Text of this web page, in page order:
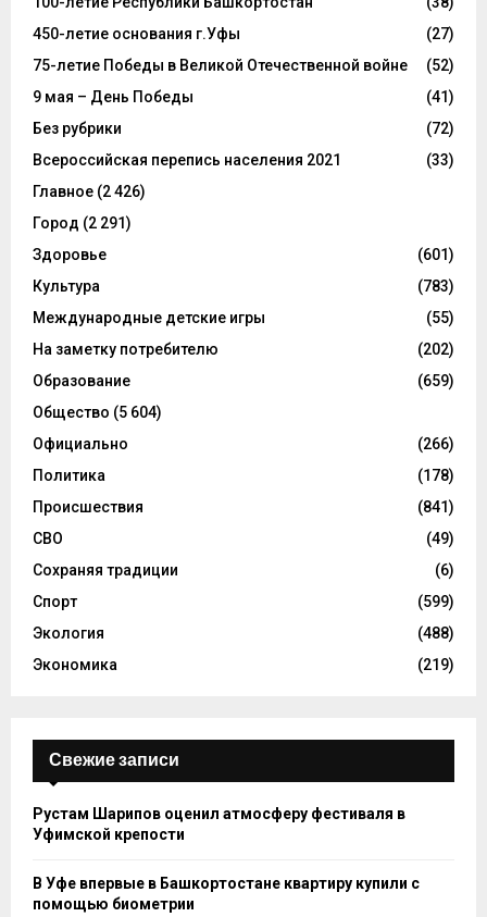
450-летие основания г.Уфы
(27)
75-летие Победы в Великой Отечественной войне
(52)
9 мая – День Победы
(41)
Без рубрики
(72)
Всероссийская перепись населения 2021
(33)
Главное (2 426)
Город (2 291)
Здоровье
(601)
Культура
(783)
Международные детские игры
(55)
На заметку потребителю
(202)
Образование
(659)
Общество (5 604)
Официально
(266)
Политика
(178)
Происшествия
(841)
СВО
(49)
Сохраняя традиции
(6)
Спорт
(599)
Экология
(488)
Экономика
(219)
Свежие записи
Рустам Шарипов оценил атмосферу фестиваля в
Уфимской крепости
В Уфе впервые в Башкортостане квартиру купили с
помощью биометрии